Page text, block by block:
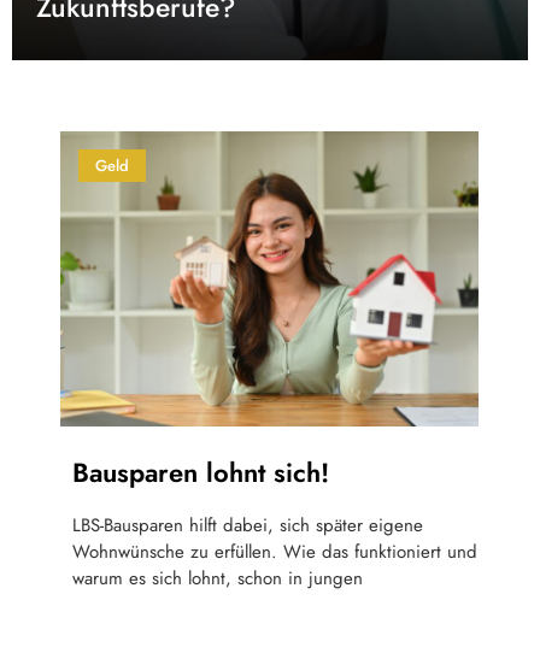
Geld
Bausparen lohnt sich!
LBS-Bausparen hilft dabei, sich später eigene
Wohnwünsche zu erfüllen. Wie das funktioniert und
warum es sich lohnt, schon in jungen